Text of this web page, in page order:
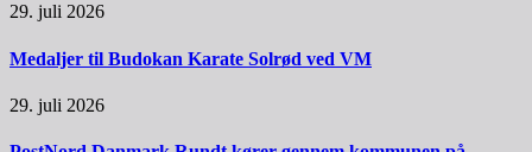
29. juli 2026
Medaljer til Budokan Karate Solrød ved VM
29. juli 2026